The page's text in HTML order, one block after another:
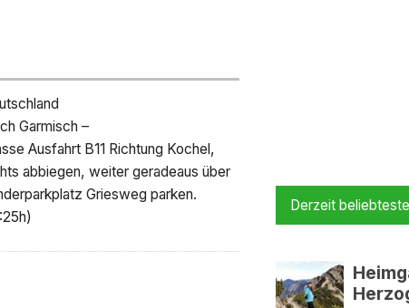
Garmisch –
Ausfahrt B11 Richtung Kochel,
abbiegen, weiter geradeaus über
Griesweg parken.
Derzeit